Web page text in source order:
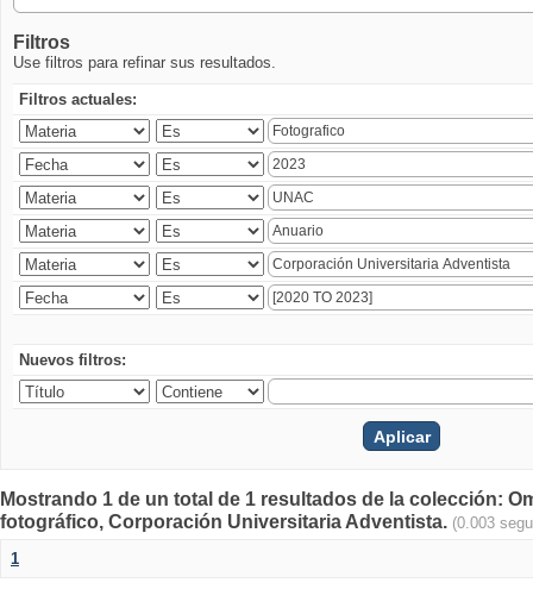
Filtros
Use filtros para refinar sus resultados.
Filtros actuales:
Nuevos filtros:
Mostrando 1 de un total de 1 resultados de la colección:
fotográfico, Corporación Universitaria Adventista. (0.003
1